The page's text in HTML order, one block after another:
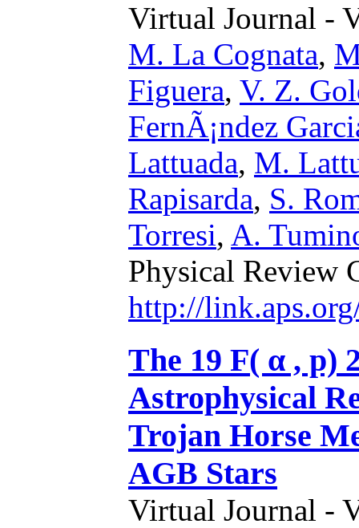
Virtual Journal -
M. La Cognata,
Figuera, V. Z.
FernÃ¡ndez
Lattuada, M.
Rapisarda, S.
Torresi, A.
Physical Review
http://
The 19 F( α , p)
Astrophysical
Trojan Horse
AGB Stars
Virtual Journal -